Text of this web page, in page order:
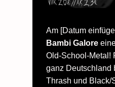
Am [Datum
Bambi Galore
Old-School-Metal!
ganz Deutschland
Thrash und Black/